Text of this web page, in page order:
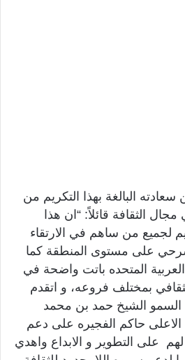
البالغة بهذا التكريم من
الثقافة قائلاً: “ان هذا
لجميع من ساهم في الارتقاء
على مستوى المنطقة كما
المتحده باتت واضحة في
بمختلف فروعه، و اتقدم
الشيخ حمد بن محمد
حاكم الفجيره على دعم
على التطوير و الابداع واهدي